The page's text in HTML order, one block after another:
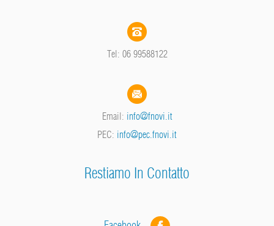
Tel: 06 99588122
Email: info@fnovi.it
PEC: info@pec.fnovi.it
Restiamo In Contatto